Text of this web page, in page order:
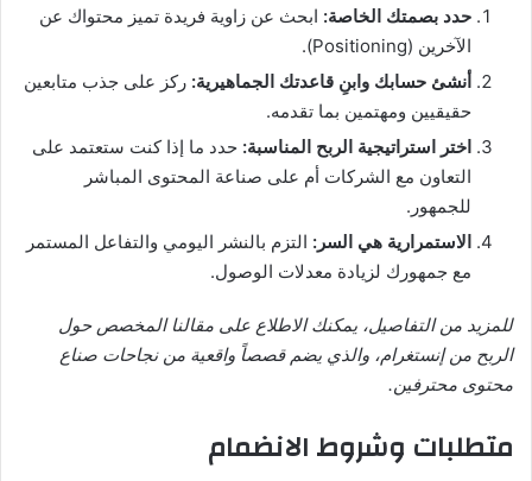
حدد بصمتك الخاصة: ابحث عن زاوية فريدة تميز محتواك عن
الآخرين (Positioning).
أنشئ حسابك وابنِ قاعدتك الجماهيرية: ركز على جذب متابعين
حقيقيين ومهتمين بما تقدمه.
اختر استراتيجية الربح المناسبة: حدد ما إذا كنت ستعتمد على
التعاون مع الشركات أم على صناعة المحتوى المباشر
للجمهور.
الاستمرارية هي السر: التزم بالنشر اليومي والتفاعل المستمر
مع جمهورك لزيادة معدلات الوصول.
للمزيد من التفاصيل، يمكنك الاطلاع على مقالنا المخصص حول
الربح من إنستغرام، والذي يضم قصصاً واقعية من نجاحات صناع
محتوى محترفين.
متطلبات وشروط الانضمام